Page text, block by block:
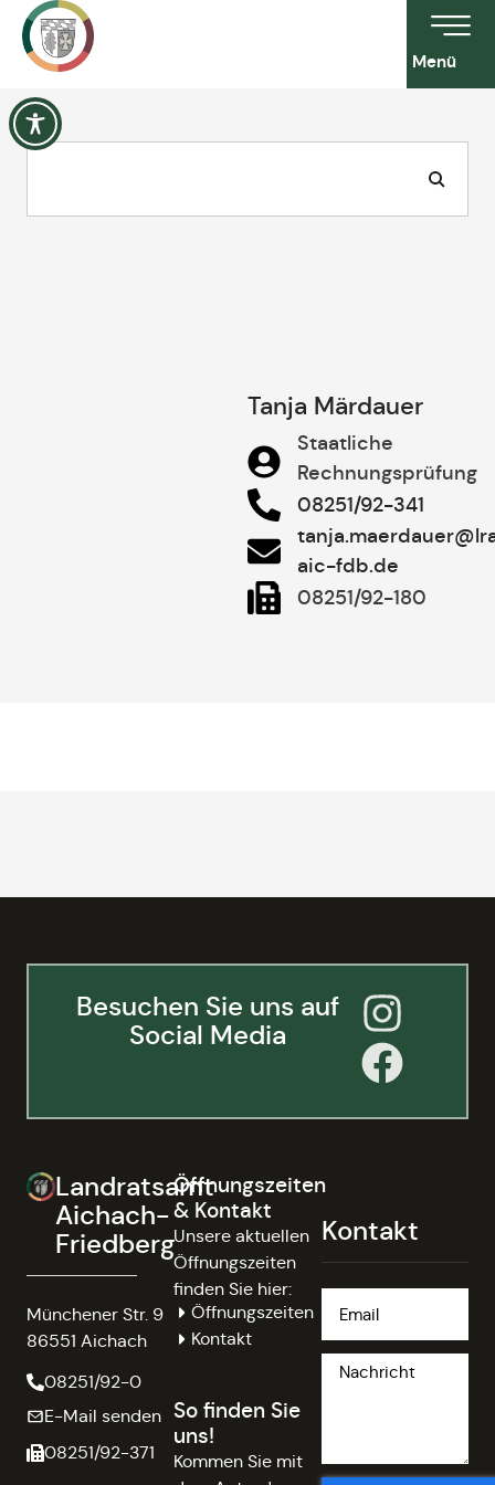
Menü
Tanja Märdauer
Staatliche
Rechnungsprüfung
08251/92-341
aic-fdb.de
08251/92-180
Besuchen Sie uns auf
Social Media
Landratsamt
Aichach-
Friedberg
Münchener Str. 9
86551 Aichach
08251/92-0
E-Mail senden
08251/92-371
Öffnungszeiten
& Kontakt
Unsere aktuellen
Öffnungszeiten
finden Sie hier:
Öffnungszeiten
Kontakt
So finden Sie
uns!
Kommen Sie mit
Kontakt